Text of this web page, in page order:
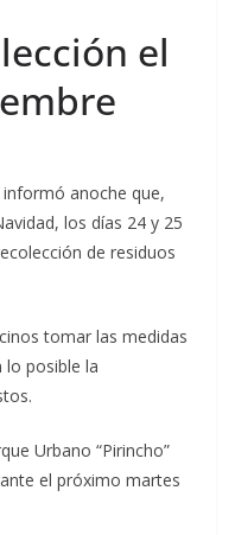
el
informó anoche que,
los días 24 y 25
de residuos
tomar las medidas
lo posible la
Urbano “Pirincho”
el próximo martes